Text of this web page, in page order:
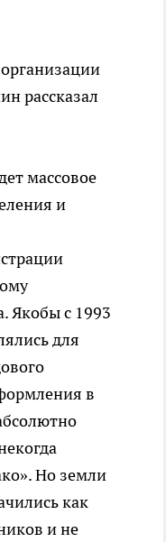
рассказал
массовое
и
Якобы с 1993
для
в
Но земли
как
и не